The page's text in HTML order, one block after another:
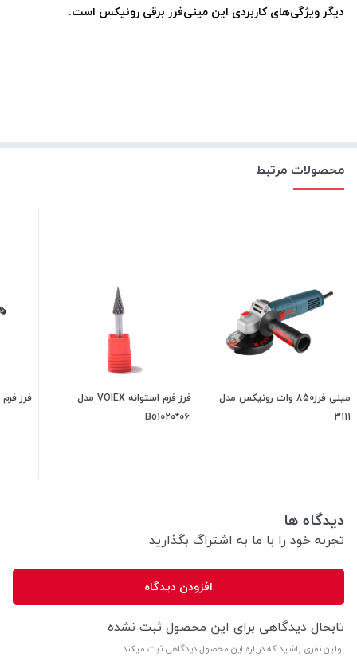
دیگر ویژگی‌های کاربردی این مینی‌فرز برقی رونیکس است.
محصولات مرتبط
مینی فرز850 وات رونیکس مدل
3111
فرز فرم استوانه VOIEX مدل
:Bo1020*06
فرز فرم
دیدگاه ها
تجربه خود را با ما به اشتراگ بگذارید
افزودن دیدگاه
تابحال دیدگاهی برای این محصول ثبت نشده
اولین نفری باشید که درباره این محصول دیدگاهی ثبت میکند